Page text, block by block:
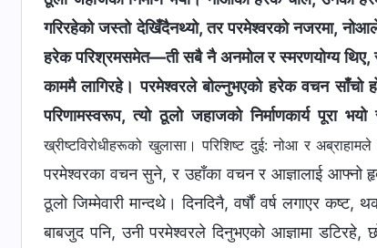
गरिरहेको जस्तो देखिँदैनथ्यो, तर परमेश्‍वरको नजरमा,
हरेक परिश्रमसमेत—ती सबै नै अनमोल र स्मरणयोग्य थिए,
काममै लागिरहे। परमेश्‍वरले बोल्नुभएको हरेक वचन
परिणामस्वरूप, त्यो ठूलो जहाजको निर्माणकार्य पूरा
ख्रीष्टविरोधीहरूको खुलासा। परिशिष्ट दुई: नोआ र
परमेश्‍वरका वचन सुने, र उहाँका वचन र आज्ञालाई आफ्नो
ठूलो जिम्मेवारी मान्दथे। दिनदिनै, वर्षौं वर्ष लगाएर
बाबजुद पनि, उनी परमेश्‍वरले दिनुभएको आज्ञामा